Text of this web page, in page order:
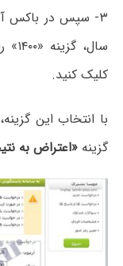
۳- سپس در باکس
کلیک کنید.
با انتخاب این
گزینه «اعتراض به